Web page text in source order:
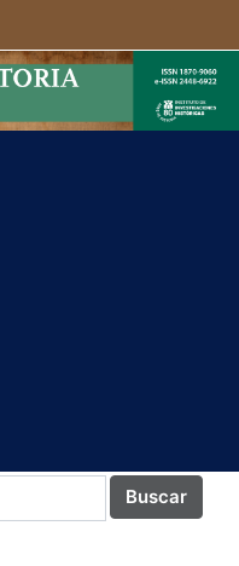
Buscar